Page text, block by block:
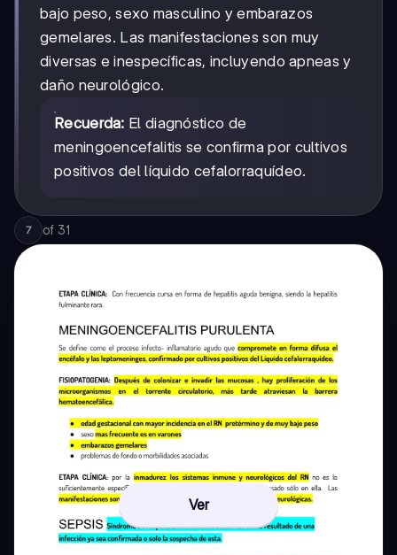
bajo peso, sexo masculino y embarazos
gemelares. Las manifestaciones son muy
diversas e inespecíficas, incluyendo apneas y
daño neurológico.
Recuerda: El diagnóstico de
meningoencefalitis se confirma por cultivos
positivos del líquido cefalorraquídeo.
7 of 31
Ver